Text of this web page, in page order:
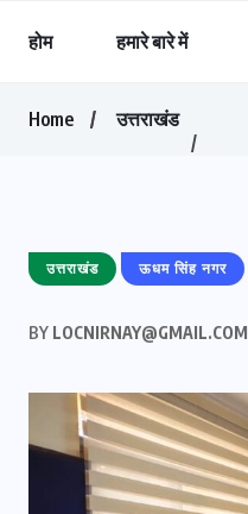
होम हमारे बारे में
Home उत्तराखंड
उत्तराखंड ऊधम सिंह नगर
BY LOCNIRNAY@GMAIL.COM